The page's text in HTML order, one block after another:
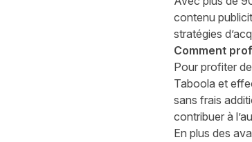
contenu
stratégies
Comment
Pour profiter
Taboola et
sans frais
contribuer à
En plus des